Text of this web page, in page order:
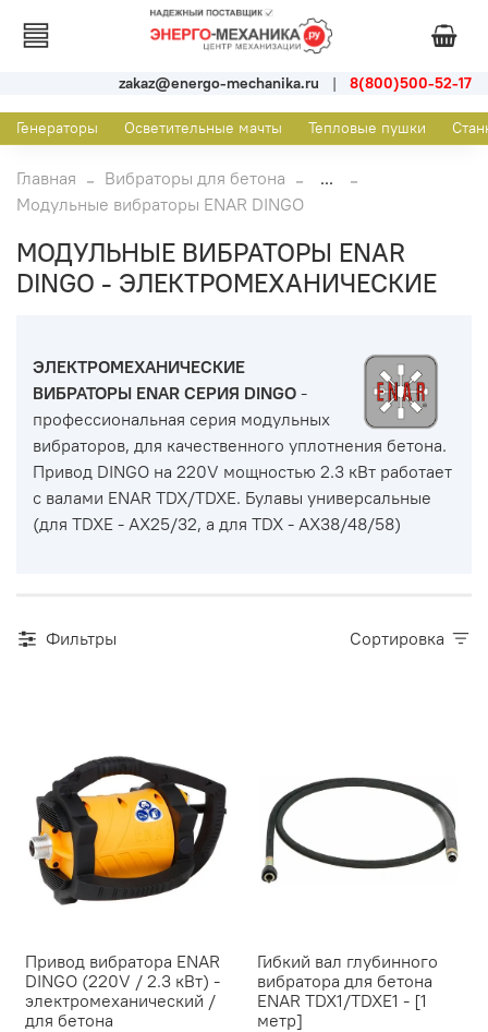
zakaz@energo-mechanika.ru | 8(800)500-52-17
Генераторы Осветительные мачты Тепловые пушки
Главная Вибраторы для бетона
...
Модульные вибраторы ENAR DINGO
МОДУЛЬНЫЕ ВИБРАТОРЫ ENAR
DINGO - ЭЛЕКТРОМЕХАНИЧЕСКИЕ
ЭЛЕКТРОМЕХАНИЧЕСКИЕ
ВИБРАТОРЫ ENAR СЕРИЯ DINGO -
профессиональная серия модульных
вибраторов, для качественного уплотнения бетона.
Привод DINGO на 220V мощностью 2.3 кВт работает
с валами ENAR TDX/TDXE. Булавы универсальные
(для TDXE - AX25/32, а для TDX - AX38/48/58)
Фильтры Сортировка
Привод вибратора ENAR
DINGO (220V / 2.3 кВт) -
электромеханический /
для бетона
Гибкий вал глубинного
вибратора для бетона
ENAR TDX1/TDXE1 - [1
метр]